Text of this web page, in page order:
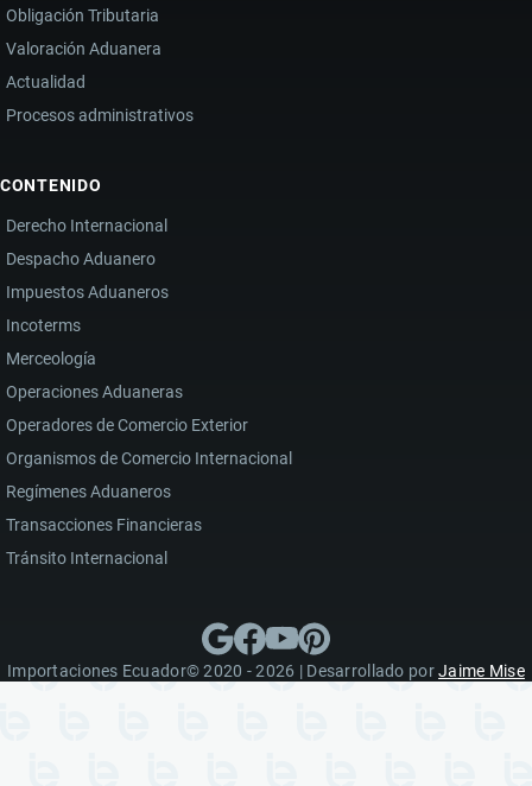
Obligación Tributaria
Valoración Aduanera
Actualidad
Procesos administrativos
CONTENIDO
Derecho Internacional
Despacho Aduanero
Impuestos Aduaneros
Incoterms
Merceología
Operaciones Aduaneras
Operadores de Comercio Exterior
Organismos de Comercio Internacional
Regímenes Aduaneros
Transacciones Financieras
Tránsito Internacional
Importaciones Ecuador© 2020 - 2026 | Desarrollado porJaime Mise